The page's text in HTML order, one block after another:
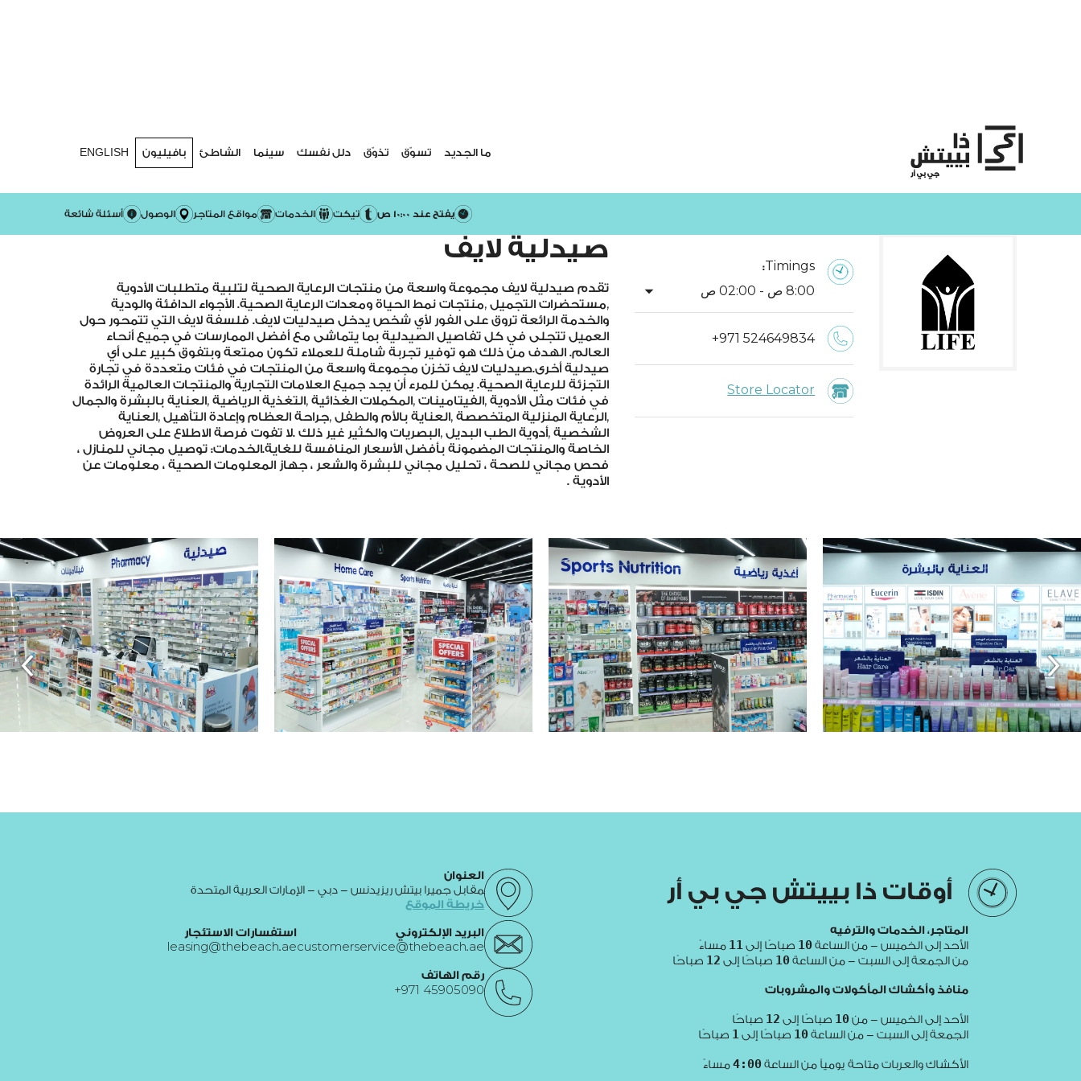
ما الجديد تسوّق تذوّق دلل نفسك سينما الشاطئ بافيليون ENGLISH
يفتح عند 10:00 ص تيكت الخدمات مواقع المتاجر الوصول أسئلة شائعة
Timings:
8:00 ص - 02:00 ص arrow_drop_down
+971 524649834
Store Locator
صيدلية لايف
تقدم صيدلية لايف مجموعة واسعة من منتجات الرعاية الصحية لتلبية متطلبات الأدوية
,مستحضرات التجميل ,منتجات نمط الحياة ومعدات الرعاية الصحية. الأجواء الدافئة والودية
والخدمة الرائعة تروق على الفور لأي شخص يدخل صيدليات لايف. فلسفة لايف التي تتمحور حول
العميل تتجلى في كل تفاصيل الصيدلية بما يتماشى مع أفضل الممارسات في جميع أنحاء
العالم. الهدف من ذلك هو توفير تجربة شاملة للعملاء تكون ممتعة وبتفوق كبير على أي
صيدلية أخرى.صيدليات لايف تخزن مجموعة واسعة من المنتجات في فئات متعددة في تجارة
التجزئة للرعاية الصحية. يمكن للمرء أن يجد جميع العلامات التجارية والمنتجات العالمية الرائدة
في فئات مثل الأدوية ,الفيتامينات ,المكملات الغذائية ,التغذية الرياضية ,العناية بالبشرة والجمال
,الرعاية المنزلية المتخصصة ,العناية بالأم والطفل ,جراحة العظام وإعادة التأهيل ,العناية
الشخصية ,أدوية الطب البديل ,البصريات والكثير غير ذلك .لا تفوت فرصة الاطلاع على العروض
الخاصة والمنتجات المضمونة بأفضل الأسعار المنافسة للغاية.الخدمات: توصيل مجاني للمنازل ،
فحص مجاني للصحة ، تحليل مجاني للبشرة والشعر ، جهاز المعلومات الصحية ، معلومات عن
الأدوية .
أوقات ذا بييتش جي بي أر
المتاجر، الخدمات والترفيه
الأحد إلى الخميس - من الساعة 10 صباحًا إلى11 مساءً
من الجمعة إلى السبت - من الساعة 10 صباحًا إلى 12 صباحًا
منافذ وأكشاك المأكولات والمشروبات
الأحد إلى الخميس - من 10 صباحًا إلى 12 صباحًا
الجمعة إلى السبت - من الساعة 10 صباحًا إلى1 صباحًا
الأكشاك والعربات متاحة يومياً من الساعة 4:00مساءً
العنوان
مقابل جميرا بيتش ريزيدنس - دبي - الإمارات العربية المتحدة
خريطة الموقع
البريد الإلكتروني
customerservice@thebeach.ae
استفسارات الاستئجار
leasing@thebeach.ae
رقم الهاتف
+971 45905090